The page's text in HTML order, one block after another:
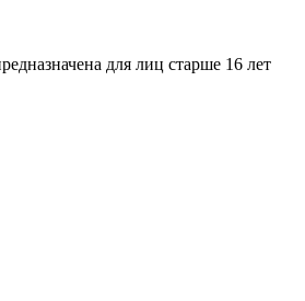
для лиц старше 16 лет